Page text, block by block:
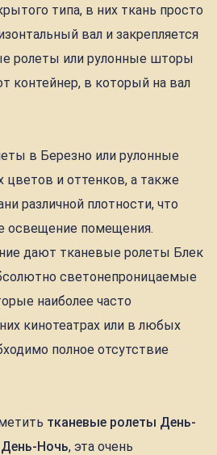
типа, в них ткань просто
вал и закрепляется
ролеты или рулонные шторы
контейнер, в который на вал
в Березно или рулонные
и оттенков, а также
различной плотности, что
освещение помещения.
дают тканевые ролеты Блек
светонепроницаемые
наиболее часто
кинотеатрах или в любых
полное отсутствие
тканевые ролеты День-
Ночь, эта очень